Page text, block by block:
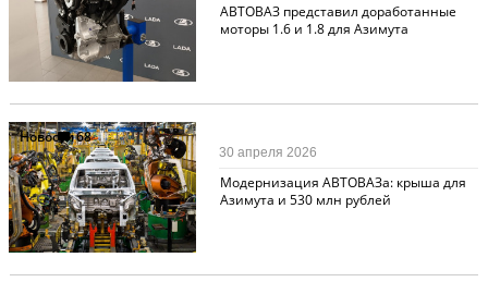
АВТОВАЗ представил доработанные
моторы 1.6 и 1.8 для Азимута
Новости68
Модернизация АВТОВАЗа: крыша для
Азимута и 530 млн рублей
30 апреля 2026